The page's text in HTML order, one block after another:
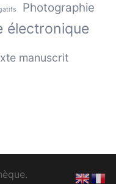
Photographie
électronique
manuscrit